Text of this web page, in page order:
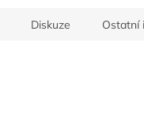
Diskuze Ostatní